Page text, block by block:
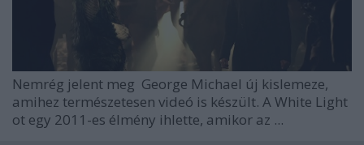
Nemrég jelent meg George Michael új kislemeze,
amihez természetesen videó is készült. AWhite Light
ot egy 2011-es élmény ihlette, amikor az ...